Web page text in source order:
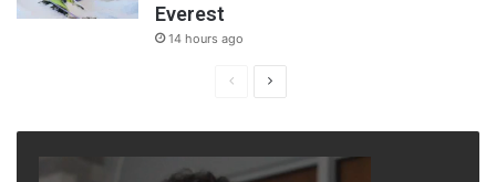
Everest
14 hours ago
PreviousNext